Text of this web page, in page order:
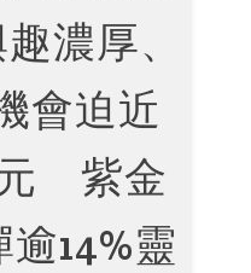
濃厚、
會迫近
紫金
14%靈